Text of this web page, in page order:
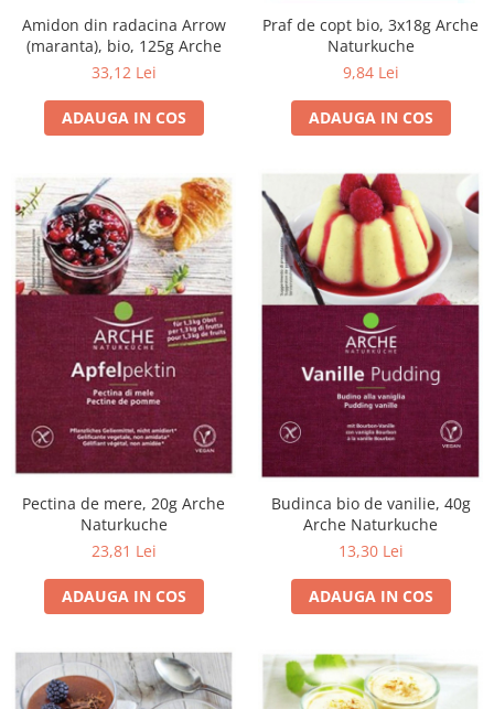
Mixuri
Condimente
Maioneza bio
Pesto Bio
Specialitati si produse asiatice
Amidon din radacina Arrow
(maranta), bio, 125g Arche
33,12 Lei
ADAUGA IN COS
Praf de copt bio, 3x18g Arche
Naturkuche
9,84 Lei
ADAUGA IN COS
Pectina de mere, 20g Arche
Naturkuche
23,81 Lei
ADAUGA IN COS
Budinca bio de vanilie, 40g
Arche Naturkuche
13,30 Lei
ADAUGA IN COS